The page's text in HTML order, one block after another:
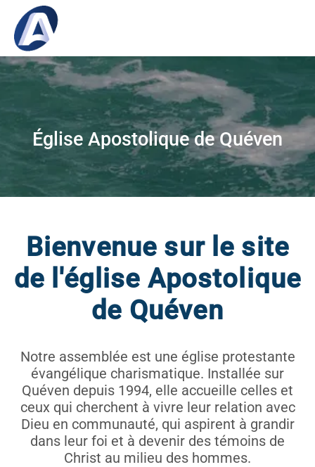
Église Apostolique de Quéven
Bienvenue sur le site
de l'église Apostolique
de Quéven
Notre assemblée est une église protestante
évangélique charismatique. Installée sur
Quéven depuis 1994, elle accueille celles et
ceux qui cherchent à vivre leur relation avec
Dieu en communauté, qui aspirent à grandir
dans leur foi et à devenir des témoins de
Christ au milieu des hommes.